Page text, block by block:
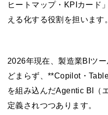
ヒートマップ・KPIカード
える化する役割を担います。
2026年現在、製造業BIツ
どまらず、**Copilot・
を組み込んだAgentic BI（
定義されつつあります。